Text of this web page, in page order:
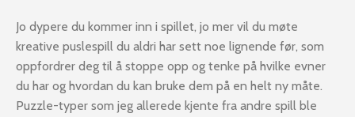
Jo dypere du kommer inn i spillet, jo mer vil du møte
kreative puslespill du aldri har sett noe lignende før, som
oppfordrer deg til å stoppe opp og tenke på hvilke evner
du har og hvordan du kan bruke dem på en helt ny måte.
Puzzle-typer som jeg allerede kjente fra andre spill ble